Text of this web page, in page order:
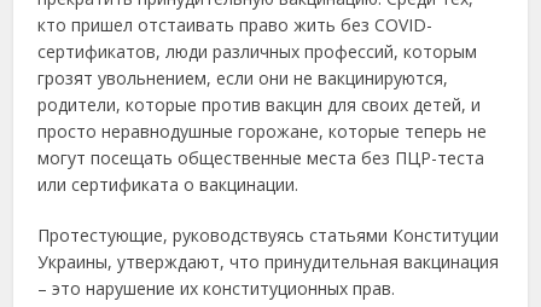
кто пришел отстаивать право жить без COVID-
сертификатов, люди различных профессий, которым
грозят увольнением, если они не вакцинируются,
родители, которые против вакцин для своих детей, и
просто неравнодушные горожане, которые теперь не
могут посещать общественные места без ПЦР-теста
или сертификата о вакцинации.
Протестующие, руководствуясь статьями Конституции
Украины, утверждают, что принудительная вакцинация
– это нарушение их конституционных прав.